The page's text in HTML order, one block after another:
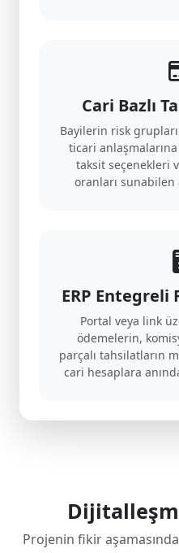
Cari Bazlı
Bayilerin risk
ticari
taksit seçenekleri
oranları sunabilen
ERP Entegreli
Portal veya link
ödemelerin,
parçalı tahsilatların
cari hesaplara
Projenin fikir